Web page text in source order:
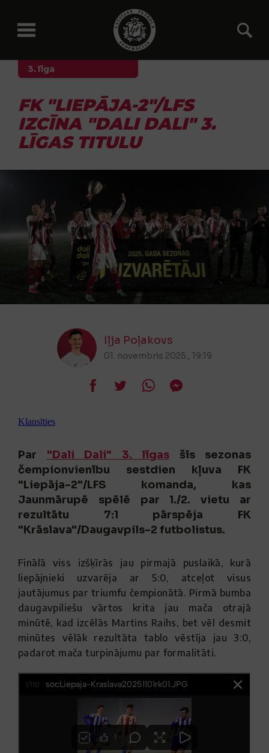
3. līga
FK "LIEPĀJA-2"/LFS
IZCĪNA "DALI DALI" 3.
LĪGAS TITULU
Iļja Poļakovs
01. novembris 2025., 19:19
Klausīties
Par "Dali Dali" 3. līgas šīs sezonas
čempionvienību sestdien kļuva FK
"Liepāja-2"/LFS komanda, kas
Jaunmārupē spēlē par 1./2. vietu ar
rezultātu 7:1 pārspēja FK
"Krāslava"/Daugavpils-2 futbolistus.
Finālā viss izšķīrās jau pirmajā puslaikā, kurā
liepājnieki uzvarēja ar 5:0, atceļot visus
jautājumus par triumfu čempionātā. Pirmā bumba
daugavpiliešu vārtos krita jau mača otrajā
minūtē, kad izcēlās Martins Raihs, bet vēl desmit
minūtes vēlāk rezultāta tablo vēstīja jau 3:0,
padarot mača turpinājumu par formalitāti.